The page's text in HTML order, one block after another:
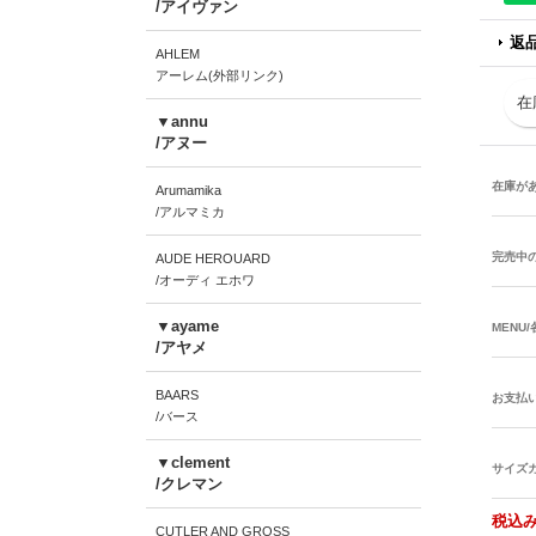
返
在
在庫が
完売中
MENU/
お支払
サイズ
税込
/アイヴァン
AHLEM
アーレム(外部リンク)
▼annu
/アヌー
Arumamika
/アルマミカ
AUDE HEROUARD
/オーディ エホワ
▼ayame
/アヤメ
BAARS
/バース
▼clement
/クレマン
CUTLER AND GROSS